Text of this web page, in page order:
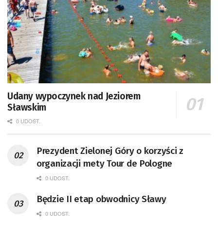
Udany wypoczynek nad Jeziorem
Sławskim
0 UDOST.
Prezydent Zielonej Góry o korzyści z
organizacji mety Tour de Pologne
0 UDOST.
Będzie II etap obwodnicy Sławy
0 UDOST.